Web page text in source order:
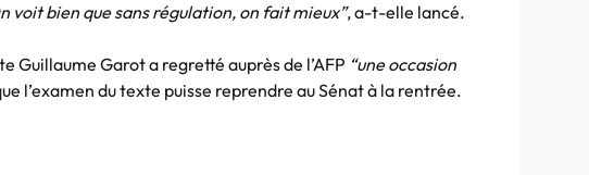
voit bien que sans régulation, on fait mieux”, a-t-elle lancé.
Guillaume Garot a regretté auprès de l’AFP “une occasion
l’examen du texte puisse reprendre au Sénat à la rentrée.